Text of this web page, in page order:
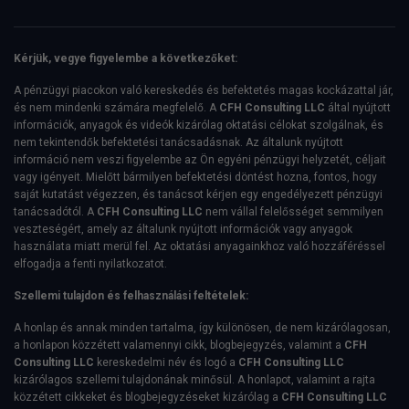
Kérjük, vegye figyelembe a következőket:
A pénzügyi piacokon való kereskedés és befektetés magas kockázattal jár,
és nem mindenki számára megfelelő. A CFH Consulting LLC által nyújtott
információk, anyagok és videók kizárólag oktatási célokat szolgálnak, és
nem tekintendők befektetési tanácsadásnak. Az általunk nyújtott
információ nem veszi figyelembe az Ön egyéni pénzügyi helyzetét, céljait
vagy igényeit. Mielőtt bármilyen befektetési döntést hozna, fontos, hogy
saját kutatást végezzen, és tanácsot kérjen egy engedélyezett pénzügyi
tanácsadótól. A CFH Consulting LLC nem vállal felelősséget semmilyen
veszteségért, amely az általunk nyújtott információk vagy anyagok
használata miatt merül fel. Az oktatási anyagainkhoz való hozzáféréssel
elfogadja a fenti nyilatkozatot.
Szellemi tulajdon és felhasználási feltételek:
A honlap és annak minden tartalma, így különösen, de nem kizárólagosan,
a honlapon közzétett valamennyi cikk, blogbejegyzés, valamint a CFH
Consulting LLC kereskedelmi név és logó a CFH Consulting LLC
kizárólagos szellemi tulajdonának minősül. A honlapot, valamint a rajta
közzétett cikkeket és blogbejegyzéseket kizárólag a CFH Consulting LLC